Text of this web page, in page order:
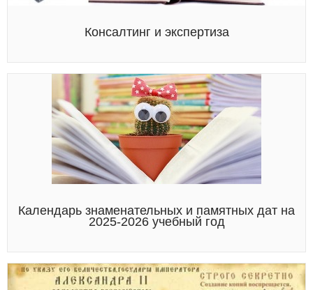
Консалтинг и экспертиза
Календарь знаменательных и памятных дат на
2025-2026 учебный год